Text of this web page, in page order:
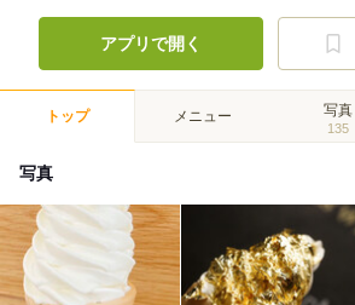
アプリで開く
トップ メニュー 写真
135
写真